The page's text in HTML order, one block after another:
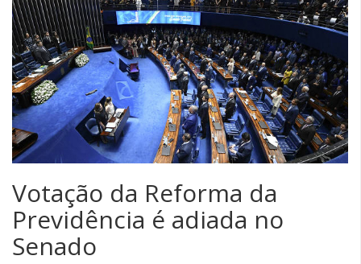
Votação da Reforma da
Previdência é adiada no
Senado